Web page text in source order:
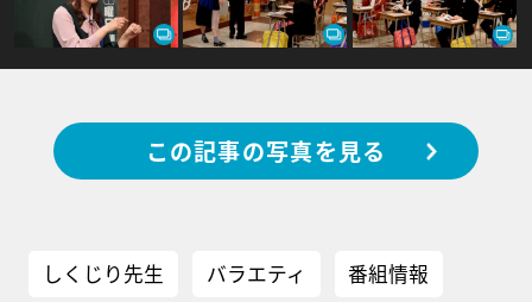
この記事の写真を見る
しくじり先生 バラエティ 番組情報